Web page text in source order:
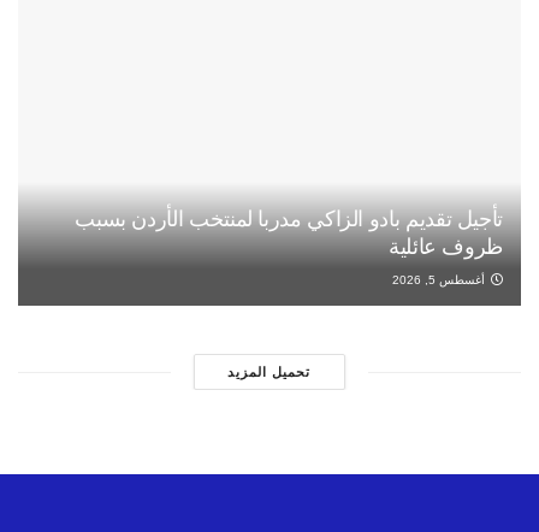
تأجيل تقديم بادو الزاكي مدربا لمنتخب الأردن بسبب
ظروف عائلية
أغسطس 5, 2026
تحميل المزيد